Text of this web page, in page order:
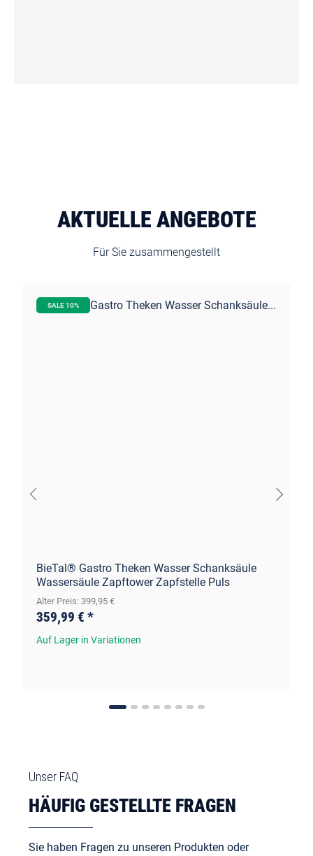
AKTUELLE ANGEBOTE
Für Sie zusammengestellt
SALE 10%
BieTal® Gastro Theken Wasser Schanksäule
Wassersäule Zapftower Zapfstelle Puls
Alter Preis: 399,95 €
359,99 € *
Auf Lager in Variationen
Unser FAQ
HÄUFIG GESTELLTE FRAGEN
Sie haben Fragen zu unseren Produkten oder